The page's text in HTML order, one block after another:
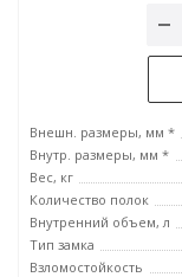
Внешн. размеры, мм *
Внутр. размеры, мм *
Вес, кг
Количество полок
Внутренний объем, л
Тип замка
Взломостойкость